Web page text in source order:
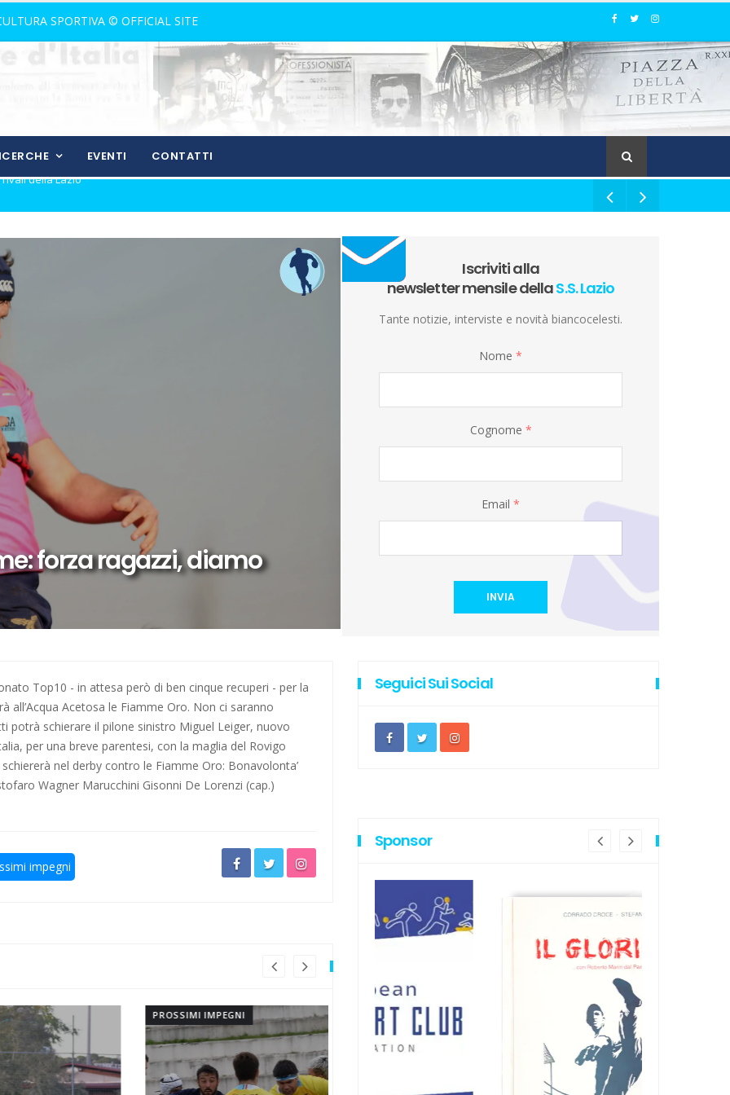
SPORTIVA © OFFICIAL SITE
EVENTI CONTATTI
di andata
del gol
in Coppa Italia
ecco Luna
Mondiali con la Romania
stupire
Cavallini
volta
forza ragazzi, diamo
Iscriviti alla
newsletter mensile dellaS.S. Lazio
Tante notizie, interviste e novità biancocelesti.
Nome*
Cognome *
Email*
INVIA
Top10 - in attesa però di ben cinque recuperi - per la
all’Acqua Acetosa le Fiamme Oro. Non ci saranno
potrà schierare il pilone sinistro Miguel Leiger, nuovo
per una breve parentesi, con la maglia del Rovigo
nel derby contro le Fiamme Oro: Bonavolonta’
Wagner Marucchini Gisonni De Lorenzi (cap.)
impegni
PROSSIMI IMPEGNI PROSSIMI IMPEGNI
Seguici Sui Social
Sponsor